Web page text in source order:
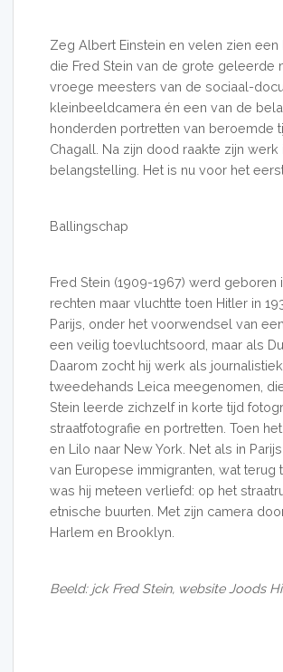
Zeg Albert Einstein en velen zien
die Fred Stein van de grote
vroege meesters van de sociaal-
kleinbeeldcamera én een van de
honderden portretten van beroemde
Chagall. Na zijn dood raakte zijn
belangstelling. Het is nu voor het
Ballingschap
Fred Stein (1909-1967) werd
rechten maar vluchtte toen Hitler in
Parijs, onder het voorwendsel van
een veilig toevluchtsoord, maar als
Daarom zocht hij werk als
tweedehands Leica meegenomen,
Stein leerde zichzelf in korte tijd
straatfotografie en portretten. Toen
en Lilo naar New York. Net als in
van Europese immigranten, wat
was hij meteen verliefd: op het
etnische buurten. Met zijn camera
Harlem en Brooklyn.
Beeld: jck Fred Stein, website Joods